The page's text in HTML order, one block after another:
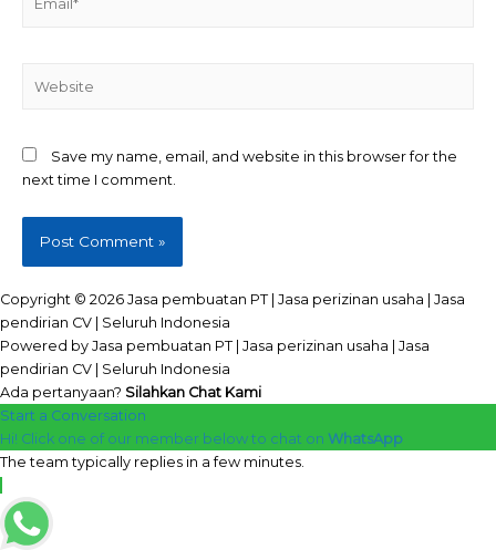
Save my name, email, and website in this browser for the
next time I comment.
Copyright © 2026 Jasa pembuatan PT | Jasa perizinan usaha | Jasa
pendirian CV | Seluruh Indonesia
Powered by Jasa pembuatan PT | Jasa perizinan usaha | Jasa
pendirian CV | Seluruh Indonesia
Ada pertanyaan? Silahkan Chat Kami
Start a Conversation
Hi! Click one of our member below to chat on WhatsApp
The team typically replies in a few minutes.